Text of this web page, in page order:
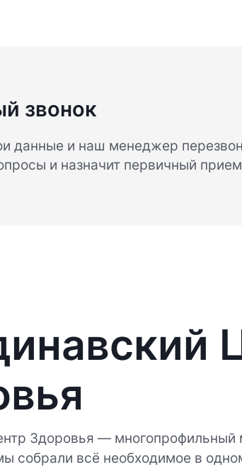
звонок
данные и наш менеджер
и назначит первичный прием
Здоровья — многопрофильный
собрали всё необходимое в